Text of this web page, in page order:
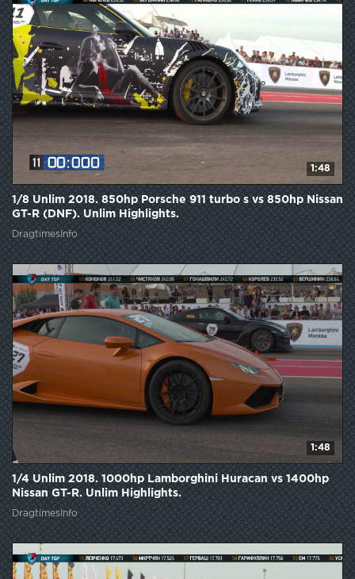
1:48
1/8 Unlim 2018. 850hp Porsche 911 turbo s vs 850hp Nissan
GT-R (DNF). Unlim Highlights.
DragtimesInfo
1:48
1/4 Unlim 2018. 1000hp Lamborghini Huracan vs 1400hp
Nissan GT-R. Unlim Highlights.
DragtimesInfo